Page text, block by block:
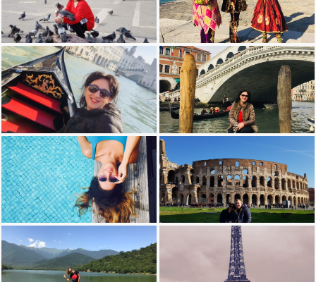
დავით გაბუნია - რომი